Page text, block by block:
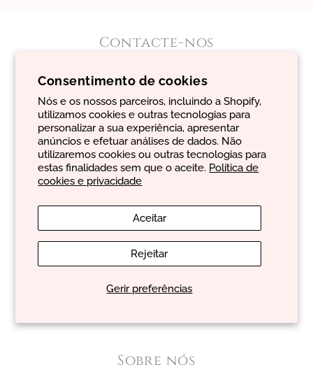
Consentimento de cookies
Nós e os nossos parceiros, incluindo a Shopify,
utilizamos cookies e outras tecnologias para
personalizar a sua experiência, apresentar
anúncios e efetuar análises de dados. Não
utilizaremos cookies ou outras tecnologias para
estas finalidades sem que o aceite. Política de
cookies e privacidade
Gerir preferências
Aceitar
Rejeitar
Contacte-nos
Contactos:
segunda
sexta-feira
E-mail:geral@evancare.com
Número de telefone:+351 965 413 886
Sobre você
Política de cookies e privacidade
Política de envio
Sobre nós